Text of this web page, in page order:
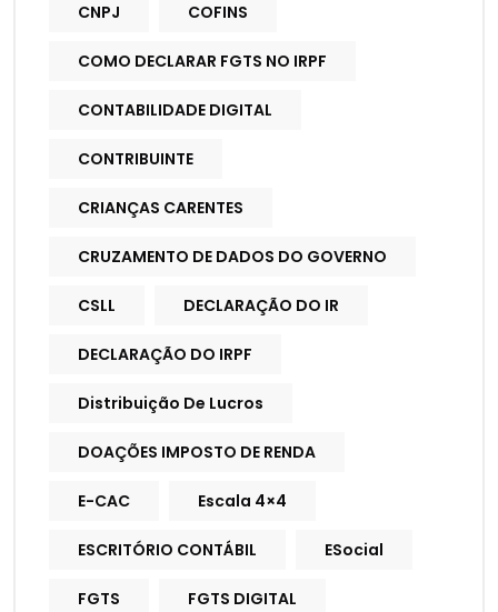
CNPJ COFINS
COMO DECLARAR FGTS NO IRPF
CONTABILIDADE DIGITAL
CONTRIBUINTE
CRIANÇAS CARENTES
CRUZAMENTO DE DADOS DO GOVERNO
CSLL DECLARAÇÃO DO IR
DECLARAÇÃO DO IRPF
Distribuição De Lucros
DOAÇÕES IMPOSTO DE RENDA
E-CAC Escala 4×4
ESCRITÓRIO CONTÁBIL ESocial
FGTS FGTS DIGITAL